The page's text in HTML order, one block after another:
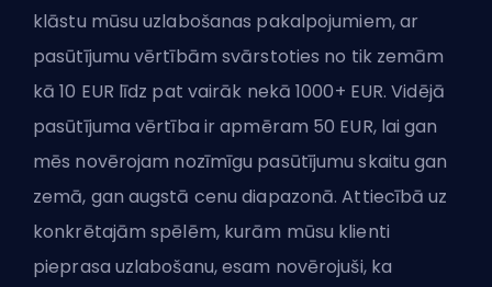
klāstu mūsu uzlabošanas pakalpojumiem, ar
pasūtījumu vērtībām svārstoties no tik zemām
kā 10 EUR līdz pat vairāk nekā 1000+ EUR. Vidējā
pasūtījuma vērtība ir apmēram 50 EUR, lai gan
mēs novērojam nozīmīgu pasūtījumu skaitu gan
zemā, gan augstā cenu diapazonā. Attiecībā uz
konkrētajām spēlēm, kurām mūsu klienti
pieprasa uzlabošanu, esam novērojuši, ka